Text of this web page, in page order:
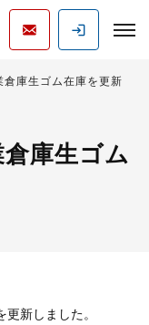
倉庫生ゴム在庫を更新
倉庫生ゴム
新しました。